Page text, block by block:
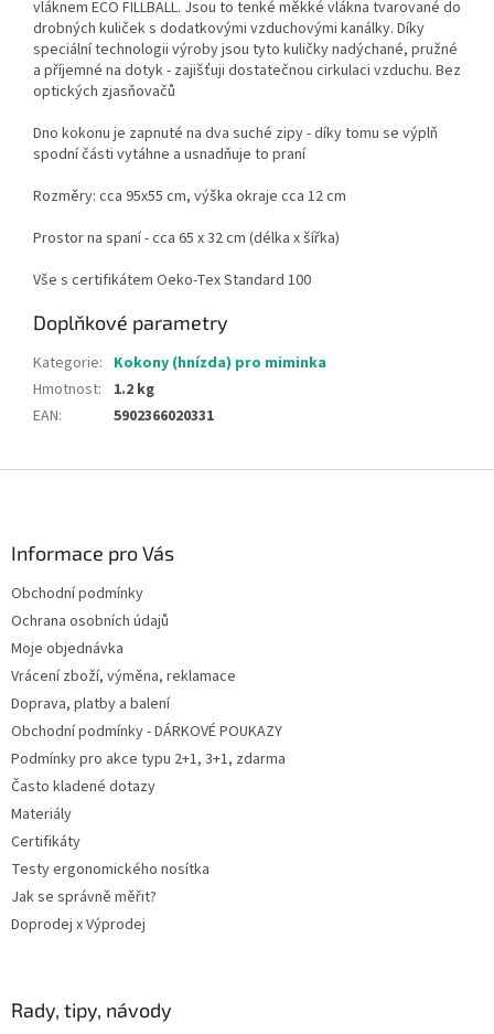
vláknem ECO FILLBALL. Jsou to tenké měkké vlákna tvarované do
drobných kuliček s dodatkovými vzduchovými kanálky. Díky
speciální technologii výroby jsou tyto kuličky nadýchané, pružné
a příjemné na dotyk - zajišťuji dostatečnou cirkulaci vzduchu. Bez
optických zjasňovačů
Dno kokonu je zapnuté na dva suché zipy - díky tomu se výplň
spodní části vytáhne a usnadňuje to praní
Rozměry: cca 95x55 cm, výška okraje cca 12 cm
Prostor na spaní - cca 65 x 32 cm (délka x šířka)
Vše s certifikátem Oeko-Tex Standard 100
Doplňkové parametry
Kategorie: Kokony (hnízda) pro miminka
Hmotnost:
1.2 kg
EAN: 5902366020331
Informace pro Vás
Obchodní podmínky
Ochrana osobních údajů
Moje objednávka
Vrácení zboží, výměna, reklamace
Doprava, platby a balení
Obchodní podmínky - DÁRKOVÉ POUKAZY
Podmínky pro akce typu 2+1, 3+1, zdarma
Často kladené dotazy
Materiály
Certifikáty
Testy ergonomického nosítka
Jak se správně měřit?
Doprodej x Výprodej
Rady, tipy, návody